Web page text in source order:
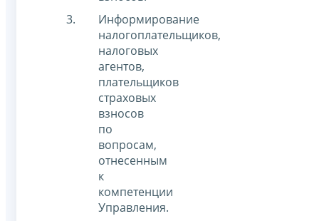
Информирование
налогоплательщиков,
налоговых
агентов,
плательщиков
страховых
взносов
по
вопросам,
отнесенным
к
компетенции
Управления.